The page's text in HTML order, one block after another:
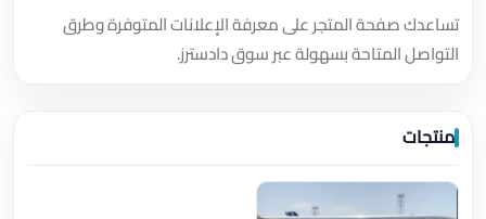
تساعدك صفحة المتجر على معرفة الإعلانات المتوفرة وطرق
التواصل المتاحة بسهولة عبر سوق دادسترز.
منتجات